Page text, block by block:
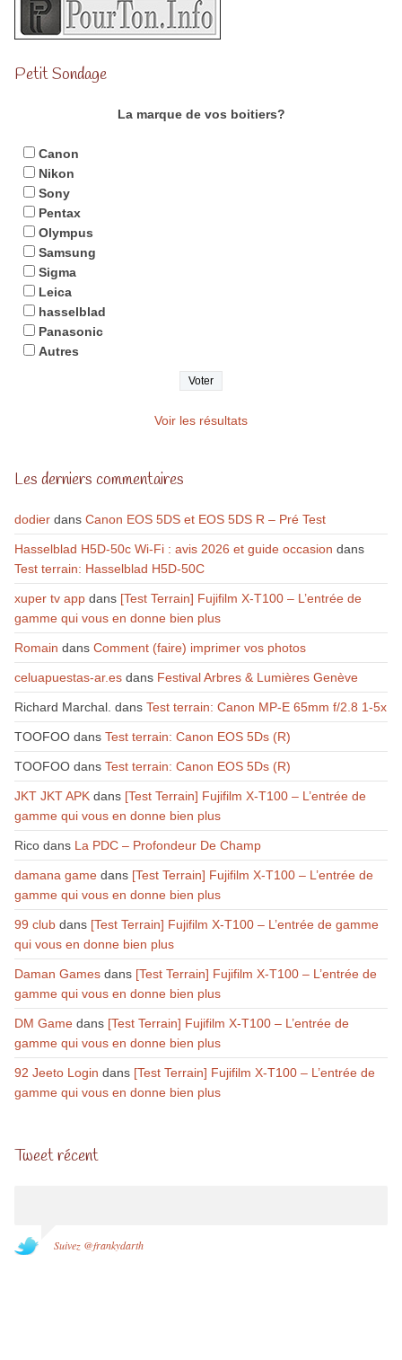
Petit Sondage
La marque de vos boitiers?
Canon
Nikon
Sony
Pentax
Olympus
Samsung
Sigma
Leica
hasselblad
Panasonic
Autres
Voir les résultats
Les derniers commentaires
dodierdans Canon EOS 5DS et EOS 5DS R – Pré Test
Hasselblad H5D-50c Wi-Fi : avis 2026 et guide occasion dans
Test terrain: Hasselblad H5D-50C
xuper tv appdans [Test Terrain] Fujifilm X-T100 – L’entrée de
gamme qui vous en donne bien plus
Romain dans Comment (faire) imprimer vos photos
celuapuestas-ar.esdans Festival Arbres & Lumières Genève
Richard Marchal. dans Test terrain: Canon MP-E 65mm f/2.8 1-5x
TOOFOOdans Test terrain: Canon EOS 5Ds (R)
TOOFOOdans Test terrain: Canon EOS 5Ds (R)
JKT JKT APKdans [Test Terrain] Fujifilm X-T100 – L’entrée de
gamme qui vous en donne bien plus
Ricodans La PDC – Profondeur De Champ
damana gamedans [Test Terrain] Fujifilm X-T100 – L’entrée de
gamme qui vous en donne bien plus
99 clubdans [Test Terrain] Fujifilm X-T100 – L’entrée de gamme
qui vous en donne bien plus
Daman Gamesdans [Test Terrain] Fujifilm X-T100 – L’entrée de
gamme qui vous en donne bien plus
DM Gamedans [Test Terrain] Fujifilm X-T100 – L’entrée de
gamme qui vous en donne bien plus
92 Jeeto Login dans [Test Terrain] Fujifilm X-T100 – L’entrée de
gamme qui vous en donne bien plus
Tweet récent
Suivez @frankydarth